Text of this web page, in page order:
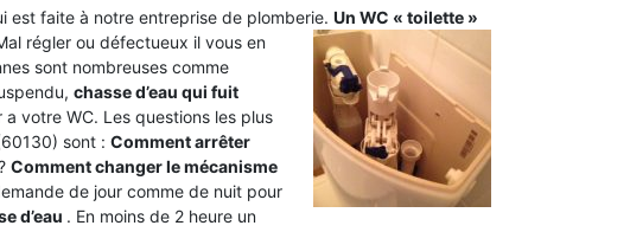
est faite à notre entreprise de plomberie. Un WC « toilette »
régler ou défectueux il vous en
sont nombreuses comme
chasse d’eau qui fuit
votre WC. Les questions les plus
sont : Comment arrêter
Comment changer le mécanisme
de jour comme de nuit pour
d’eau . En moins de 2 heure un